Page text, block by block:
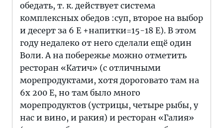
обедать, т. к. действует система
комплексных обедов :суп, второе на выбор
и десерт за 6 Е +напитки=15-18 Е). В этом
году недалеко от него сделали ещё один
Воли. А на побережье можно отметить
ресторан «Катич» (с отличными
морепродуктами, хотя дороговато там на
6х 200 Е, но там было много
морепродуктов (устрицы, четыре рыбы, у
нас и вино, и ракия) и ресторан «Галия»